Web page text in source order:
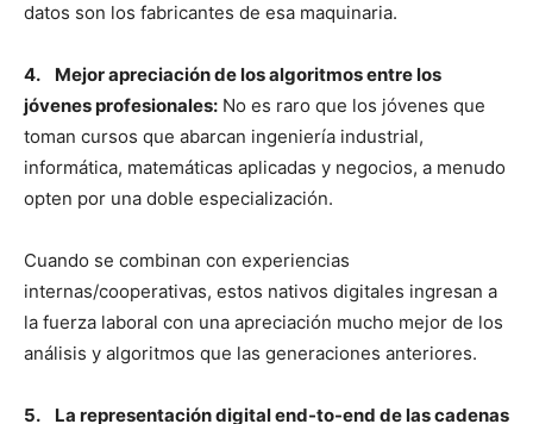
datos son los fabricantes de esa maquinaria.
4. Mejor apreciación de los algoritmos entre los
jóvenes profesionales: No es raro que los jóvenes que
toman cursos que abarcan ingeniería industrial,
informática, matemáticas aplicadas y negocios, a menudo
opten por una doble especialización.
Cuando se combinan con experiencias
internas/cooperativas, estos nativos digitales ingresan a
la fuerza laboral con una apreciación mucho mejor de los
análisis y algoritmos que las generaciones anteriores.
5. La representación digital end-to-end de las cadenas